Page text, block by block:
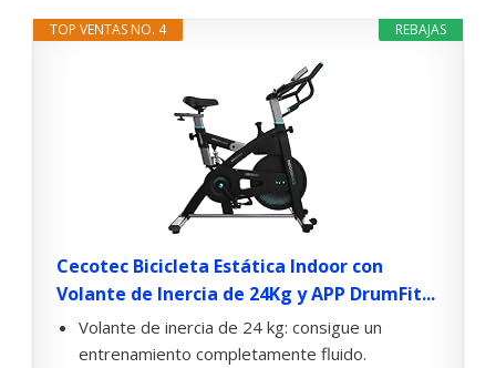
REBAJAS
TOP VENTAS NO. 4
Cecotec Bicicleta Estática Indoor con
Volante de Inercia de 24Kg y APP DrumFit...
Volante de inercia de 24 kg: consigue un
entrenamiento completamente fluido.